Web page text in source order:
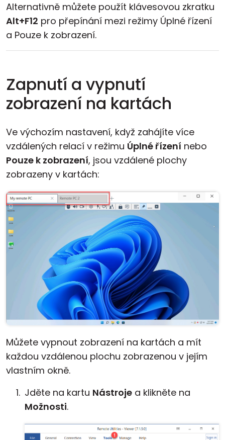
Alternativně můžete použít klávesovou zkratku
Alt+F12 pro přepínání mezi režimy Úplné řízení
a Pouze k zobrazení.
Zapnutí a vypnutí
zobrazení na kartách
Ve výchozím nastavení, když zahájíte více
vzdálených relací v režimu Úplné řízení nebo
Pouze k zobrazení, jsou vzdálené plochy
zobrazeny v kartách:
Můžete vypnout zobrazení na kartách a mít
každou vzdálenou plochu zobrazenou v jejím
vlastním okně.
Jděte na kartu Nástroje a klikněte na
Možnosti.